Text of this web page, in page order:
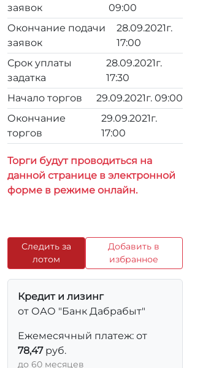
заявок
09:00
Окончание подачи
заявок
28.09.2021г.
17:00
Срок уплаты
задатка
28.09.2021г.
17:30
Начало торгов
29.09.2021г. 09:00
Окончание
торгов
29.09.2021г.
17:00
Торги будут проводиться на
данной странице в электронной
форме в режиме онлайн.
Следить за
лотом
Добавить в
избранное
Кредит и лизинг
от ОАО "Банк Дабрабыт"
Ежемесячный платеж: от
78,47руб.
до 60 месяцев